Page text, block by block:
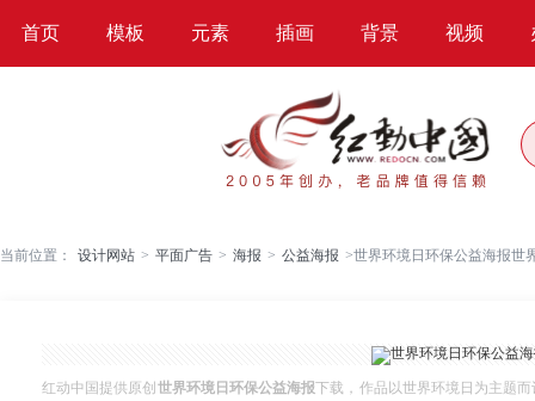
首页 模板 元素 插画 背景 视频
当前位置： 设计网站 > 平面广告 > 海报 > 公益海报 >世界环境日环保公益海报世
红动中国提供原创 世界环境日环保公益海报下载，作品以世界环境日为主题